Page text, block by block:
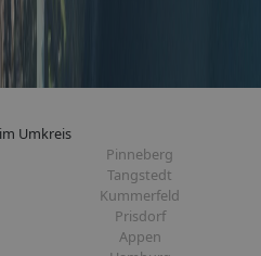
Umkreis
Pinneberg
Tangstedt
Kummerfeld
Prisdorf
Appen